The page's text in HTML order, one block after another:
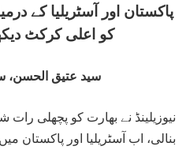
پاکستان اور آسٹریلیا کے
کو اعلی کرکٹ
سید عتیق الحسن،
نیوزیلینڈ نے بھارت کو پچھلی
بنالی، اب آسٹریلیا اور پاکستان